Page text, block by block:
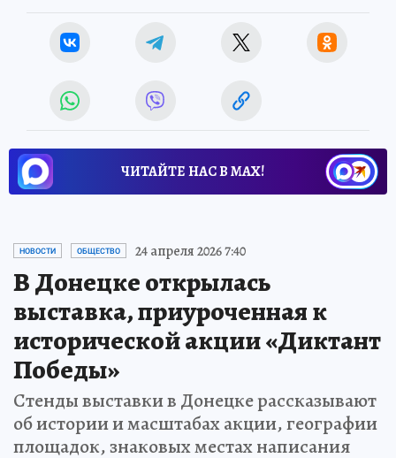
ЧИТАЙТЕ НАС В МАХ!
НОВОСТИ ОБЩЕСТВО 24 апреля 2026 7:40
В Донецке открылась
выставка, приуроченная к
исторической акции «Диктант
Победы»
Стенды выставки в Донецке рассказывают
об истории и масштабах акции, географии
площадок, знаковых местах написания